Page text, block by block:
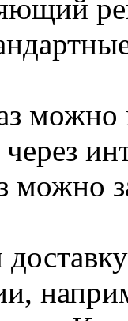
можно
через
можно